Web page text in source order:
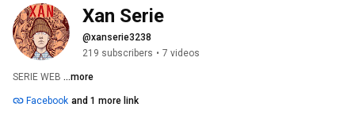
Xan Serie
@xanserie3238
219 subscribers • 7 videos
SERIE WEB ...more
Facebook and 1 more link